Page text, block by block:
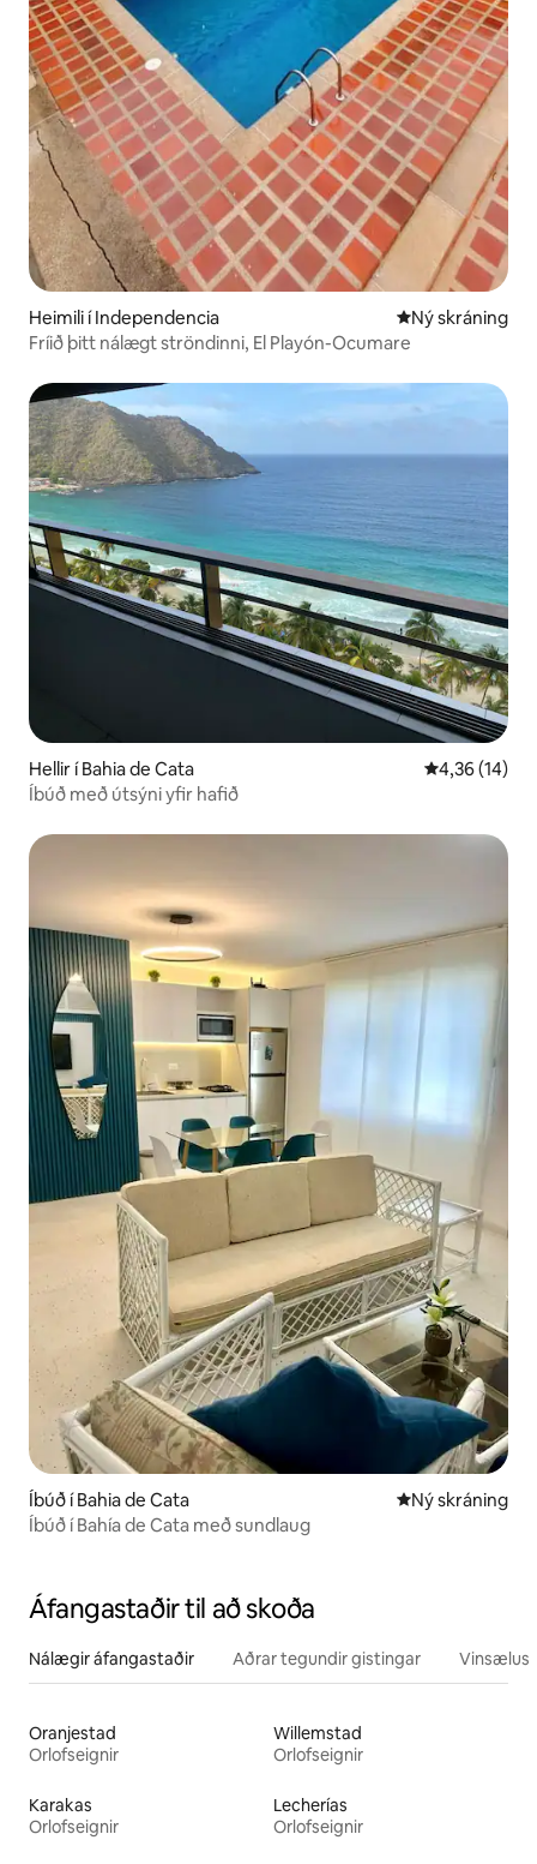
Heimili í Independencia Ný gistiaðstaða
Ný skráning
Fríið þitt nálægt ströndinni, El Playón-Ocumare
Hellir í Bahia de Cata 4,36 af 5 í
4,36 (14)
Íbúð með útsýni yfir hafið
Íbúð í Bahia de Cata Ný gistiaðstaða
Ný skráning
Íbúð í Bahía de Cata með sundlaug
Áfangastaðir til að skoða
Nálægir áfangastaðir Aðrar tegundir gistingar
Oranjestad
Orlofseignir
Willemstad
Orlofseignir
Karakas
Orlofseignir
Lecherías
Orlofseignir